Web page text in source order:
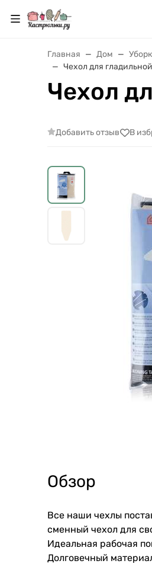
Главная Дом
Чехол для
Чехол
Добавить отзыв В
Обзор
Все наши чехлы
сменный чехол для
Идеальная рабочая
Долговечный